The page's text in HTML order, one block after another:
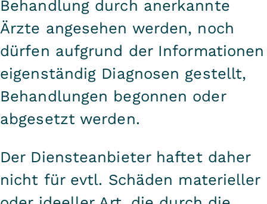
Behandlung durch anerkannte
Ärzte angesehen werden, noch
dürfen aufgrund der Informationen
eigenständig Diagnosen gestellt,
Behandlungen begonnen oder
abgesetzt werden.
Der Diensteanbieter haftet daher
nicht für evtl. Schäden materieller